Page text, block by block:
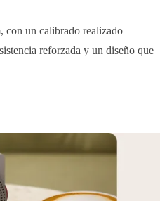
con un calibrado realizado
reforzada y un diseño que